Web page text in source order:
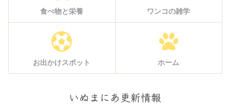
食べ物と栄養 ワンコの雑学
お出かけスポット ホーム
いぬまにあ更新情報